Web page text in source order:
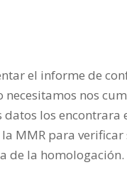
el informe de
nos
datos los encontrara
MMR para
de la homologación.